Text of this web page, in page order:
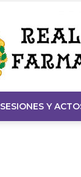
SESIONES Y